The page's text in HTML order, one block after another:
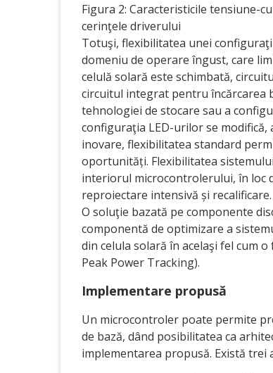
Figura 2: Caracteristicile tensiune-
cerinţele driverului
Totuşi, flexibilitatea unei
domeniu de operare îngust, care
celulă solară este schimbată,
circuitul integrat pentru încărcarea
tehnologiei de stocare sau a
configuraţia LED-urilor se
inovare, flexibilitatea standard
oportunități. Flexibilitatea
interiorul microcontrolerului, în loc
reproiectare intensivă și recalificare.
O soluţie bazată pe componente
componentă de optimizare a
din celula solară în acelaşi fel cum
Peak Power Tracking).
Implementare propusă
Un microcontroler poate permite
de bază, dând posibilitatea ca
implementarea propusă. Există trei